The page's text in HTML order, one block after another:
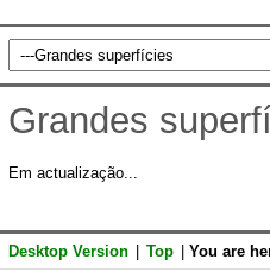
Grandes
Em actualização...
Desktop Version Top You are